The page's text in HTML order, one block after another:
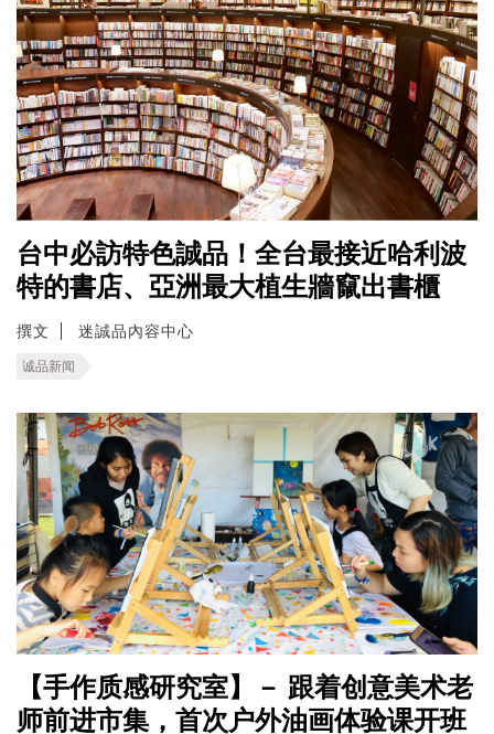
台中必訪特色誠品！全台最接近哈利波
特的書店、亞洲最大植生牆竄出書櫃
撰文 迷誠品內容中心
诚品新闻
【手作质感研究室】－ 跟着创意美术老
师前进市集，首次户外油画体验课开班